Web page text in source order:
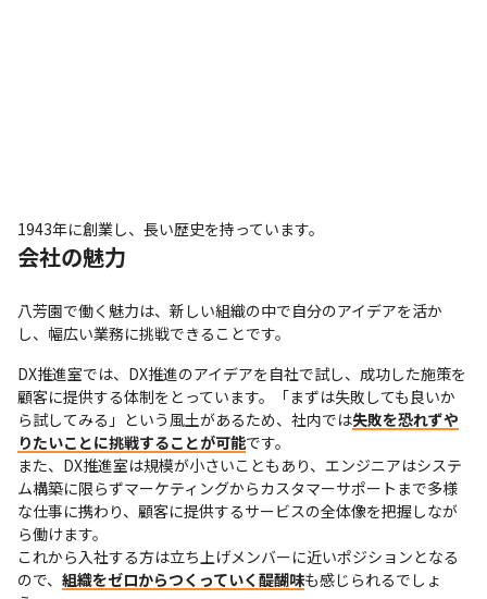
1943年に創業し、長い歴史を持っています。
会社の魅力
八芳園で働く魅力は、新しい組織の中で自分のアイデアを活か
し、幅広い業務に挑戦できることです。
DX推進室では、DX推進のアイデアを自社で試し、成功した施策を
顧客に提供する体制をとっています。「まずは失敗しても良いか
ら試してみる」という風土があるため、社内では失敗を恐れずや
りたいことに挑戦することが可能です。
また、DX推進室は規模が小さいこともあり、エンジニアはシステ
ム構築に限らずマーケティングからカスタマーサポートまで多様
な仕事に携わり、顧客に提供するサービスの全体像を把握しなが
ら働けます。
これから入社する方は立ち上げメンバーに近いポジションとなる
ので、 組織をゼロからつくっていく醍醐味も感じられるでしょ